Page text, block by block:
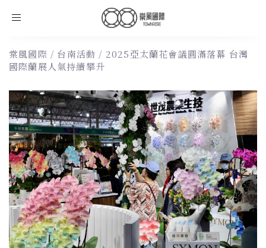
Toggle
棠風國際 / 台南活動 / 2025亞太蘭花會議圓滿落幕 台灣
國際蘭展人氣持續攀升